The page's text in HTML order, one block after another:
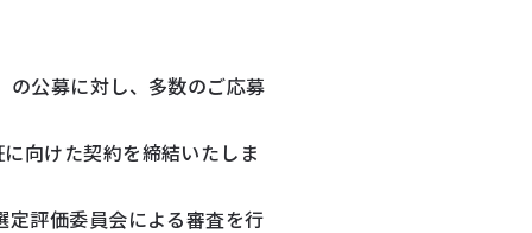
の公募に対し、多数のご応募
向けた契約を締結いたしま
定評価委員会による審査を行